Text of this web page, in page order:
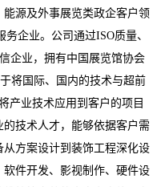
源及外事展览类政企客户领
企业。公司通过ISO质量、
企业，拥有中国展览馆协会
将国际、国内的技术与超前
产业技术应用到客户的项目
技术人才，能够依据客户需
方案设计到装饰工程深化设
件开发、影视制作、硬件设